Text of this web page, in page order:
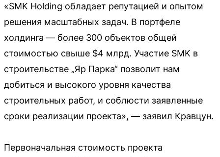
«SMK Holding обладает репутацией и опытом
решения масштабных задач. В портфеле
холдинга — более 300 объектов общей
стоимостью свыше $4 млрд. Участие SMK в
строительстве „Яр Парка“ позволит нам
добиться и высокого уровня качества
строительных работ, и соблюсти заявленные
сроки реализации проекта», — заявил Кравцун.
Первоначальная стоимость проекта